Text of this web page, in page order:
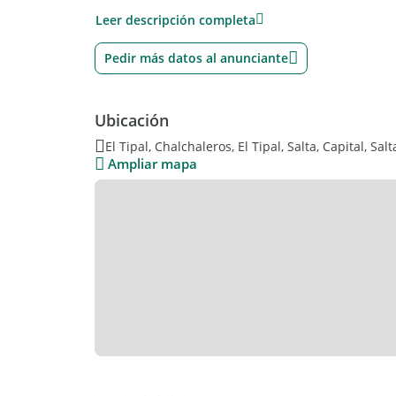
Es una oportunidad única para invertir en una
inmobiliaria.
Consultas y visitas al
Leer descripción completa
Pedir más datos al anunciante
Ubicación
El Tipal, Chalchaleros, El Tipal, Salta, Capital,
Ampliar mapa